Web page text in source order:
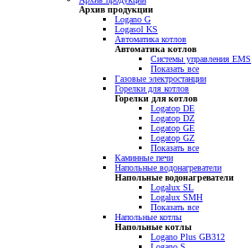
Архив продукции
Logano G
Logasol KS
Автоматика котлов
Автоматика котлов
Системы управления EMS
Показать все
Газовые электростанции
Горелки для котлов
Горелки для котлов
Logatop DE
Logatop DZ
Logatop GE
Logatop GZ
Показать все
Каминные печи
Напольные водонагреватели
Напольные водонагреватели
Logalux SL
Logalux SMH
Показать все
Напольные котлы
Напольные котлы
Logano Plus GB312